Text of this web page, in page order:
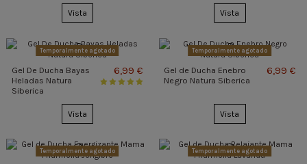
Vista Vista
Temporalmente agotado
Gel De Ducha Bayas
Heladas Natura
Siberica
6,99 €
Vista
Temporalmente agotado
Gel de Ducha Enebro
Negro Natura Siberica
6,99 €
Vista
Temporalmente agotado Temporalmente agotado